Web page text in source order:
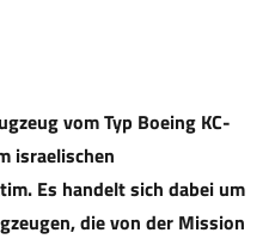
vom Typ Boeing KC-
israelischen
Es handelt sich dabei um
die von der Mission